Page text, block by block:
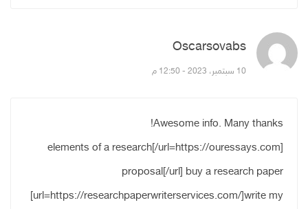
Oscarsovabs
10 سبتمبر، 2023 - 12:50 م
Awesome info. Many thanks!
[url=https://ouressays.com/]elements of a research
proposal[/url] buy a research paper
[url=https://researchpaperwriterservices.com/]write my